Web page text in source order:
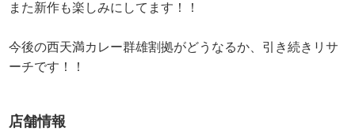
また新作も楽しみにしてます！！
今後の西天満カレー群雄割拠がどうなるか、引き続きリサ
ーチです！！
店舗情報